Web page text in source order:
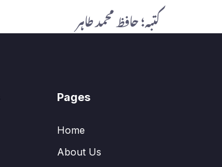
کتبہ؛ حافظ محمد طاہر
Pages
Home
About Us